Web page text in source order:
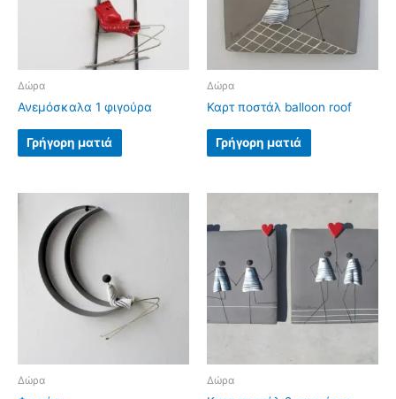
Δώρα
Ανεμόσκαλα 1 φιγούρα
Γρήγορη ματιά
Δώρα
Καρτ ποστάλ balloon roof
Γρήγορη ματιά
Δώρα Δώρα